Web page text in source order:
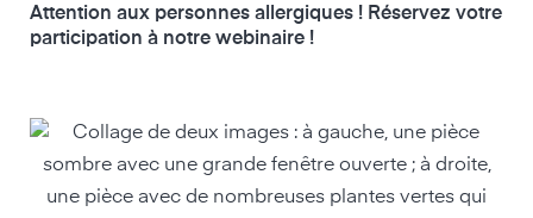
Attention aux personnes allergiques ! Réservez votre
participation à notre webinaire !